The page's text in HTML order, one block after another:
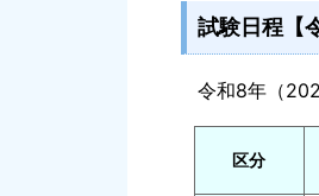
試験日程【
令和8年（
区分